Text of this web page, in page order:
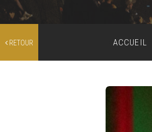
RETOUR ACCUEIL